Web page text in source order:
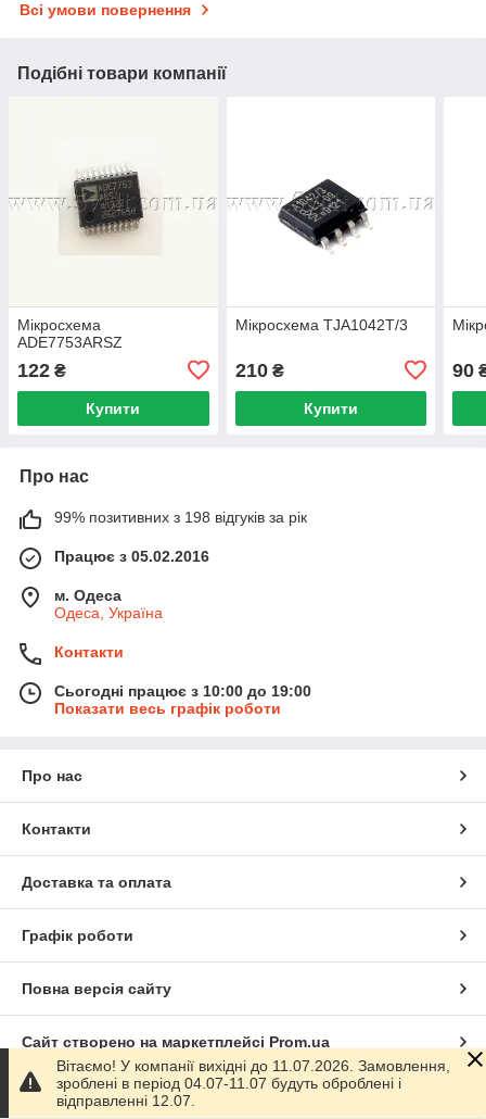
Всі умови повернення
Подібні товари компанії
Мікросхема
ADE7753ARSZ
122 ₴
Купити
Мікросхема TJA1042T/3
210₴
Купити
90
Про нас
99% позитивних з 198 відгуків за рік
Працює з 05.02.2016
м. Одеса
Одеса, Україна
Контакти
Сьогодні працює з 10:00 до 19:00
Показати весь графік роботи
Про нас
Контакти
Доставка та оплата
Графік роботи
Повна версія сайту
Сайт створено на маркетплейсі Prom.ua
Політика конфіденційності
Вітаємо! У компанії вихідні до 11.07.2026. Замовлення,
зроблені в період 04.07-11.07 будуть оброблені і
відправленні 12.07.